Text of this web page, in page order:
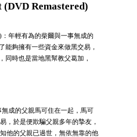
Remastered)
年輕有為的柴爾與一事無成的
能夠擁有一些資金來做黑交易，
同時也是當地黑幫教父葛加，
成的父親馬可住在一起，馬可
，於是便欺騙父親多年的摯友，
他的父親已過世，無依無靠的他